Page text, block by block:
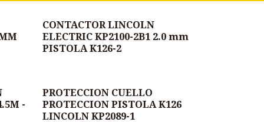
CONTACTOR LINCOLN
ELECTRIC KP2100-2B1 2.0 mm
PISTOLA K126-2
-
PROTECCION CUELLO
PROTECCION PISTOLA K126
LINCOLN KP2089-1